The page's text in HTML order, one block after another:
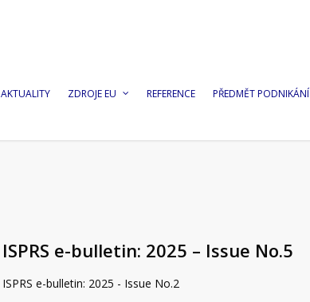
AKTUALITY ZDROJE EU REFERENCE PŘEDMĚT PODNIKÁNÍ
ISPRS e-bulletin: 2025 – Issue No.5
ISPRS e-bulletin: 2025 - Issue No.2